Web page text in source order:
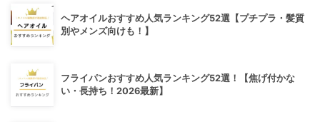
ヘアオイルおすすめ人気ランキング52選【プチプラ・髪質
別やメンズ向けも！】
フライパンおすすめ人気ランキング52選！【焦げ付かな
い・長持ち！2026最新】